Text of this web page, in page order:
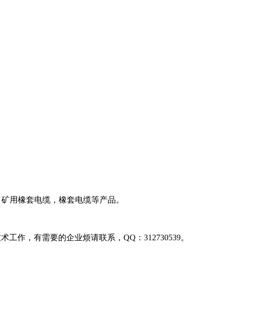
用橡套电缆，橡套电缆等产品。
作，有需要的企业烦请联系，QQ：312730539。